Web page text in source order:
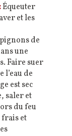
Équeuter
et les
de
une
Faire suer
l’eau de
est sec
saler et
du feu
frais et